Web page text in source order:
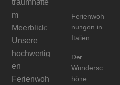
traumhafte
m
Meerblick:
Unsere
hochwertig
en
Ferienwoh
Ferienwoh
nungen in
Italien
Der
Wundersc
höne